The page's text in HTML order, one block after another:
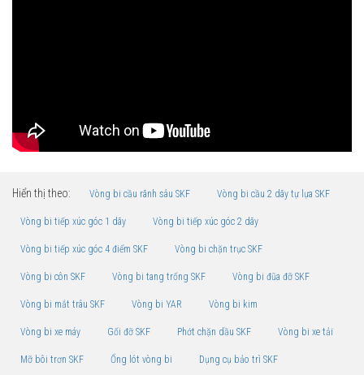
Hiển thị theo: Vòng bi cầu rãnh sâu SKF Vòng bi cầu 2 dãy tự lựa SKF
Vòng bi tiếp xúc góc 1 dãy Vòng bi tiếp xúc góc 2 dãy
Vòng bi tiếp xúc góc 4 điểm SKF Vòng bi chặn trục SKF
Vòng bi côn SKF Vòng bi tang trống SKF Vòng bi đũa đỡ SKF
Vòng bi mắt trâu SKF Vòng bi YAR Vòng bi kim
Vòng bi xe máy Gối đỡ SKF Phớt chặn dầu SKF Vòng bi xe tải
Mỡ bôi trơn SKF Ống lót vòng bi Dụng cụ bảo trì SKF